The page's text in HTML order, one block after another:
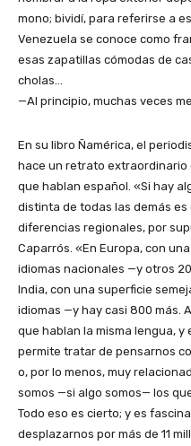
mono; bividí, para referirse a
Venezuela se conoce como
esas zapatillas cómodas de
cholas…
—Al principio, muchas veces
En su libro Ñamérica, el
hace un retrato extraordinario
que hablan español. «Si hay
distinta de todas las demás
diferencias regionales, por
Caparrós. «En Europa, con
idiomas nacionales —y otros
India, con una superficie
idiomas —y hay casi 800 más.
que hablan la misma lengua, y
permite tratar de pensarnos
o, por lo menos, muy
somos —si algo somos— los
Todo eso es cierto; y es
desplazarnos por más de 11